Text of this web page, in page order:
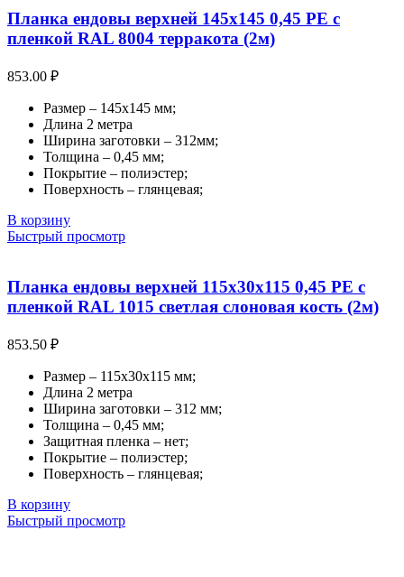
Планка ендовы верхней 145х145 0,45 PE с
пленкой RAL 8004 терракота (2м)
853.00 ₽
Размер – 145х145 мм;
Длина 2 метра
Ширина заготовки – 312мм;
Толщина – 0,45 мм;
Покрытие – полиэстер;
Поверхность – глянцевая;
В корзину
Быстрый просмотр
Планка ендовы верхней 115х30х115 0,45 PE с
пленкой RAL 1015 светлая слоновая кость (2м)
853.50 ₽
Размер – 115х30х115 мм;
Длина 2 метра
Ширина заготовки – 312 мм;
Толщина – 0,45 мм;
Защитная пленка – нет;
Покрытие – полиэстер;
Поверхность – глянцевая;
В корзину
Быстрый просмотр